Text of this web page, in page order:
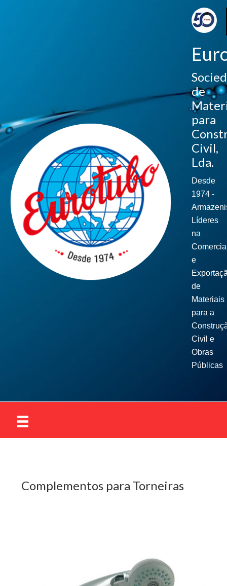
de
para
Civil,
Lda.
Desde
1974 -
Líderes
na
e
de
Materiais
para a
Civil e
Obras
Públicas
Complementos para Torneiras